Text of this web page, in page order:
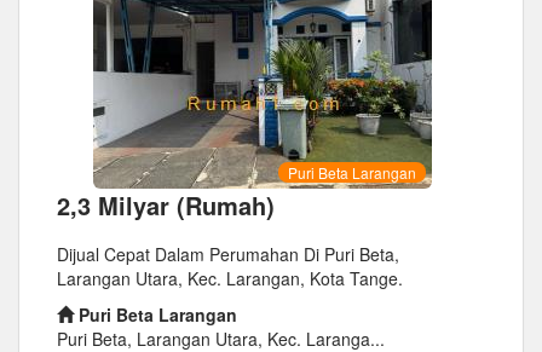
Puri Beta Larangan
2,3 Milyar (Rumah)
Dijual Cepat Dalam Perumahan Di Puri Beta,
Larangan Utara, Kec. Larangan, Kota Tange.
Puri Beta Larangan
Puri Beta, Larangan Utara, Kec. Laranga...